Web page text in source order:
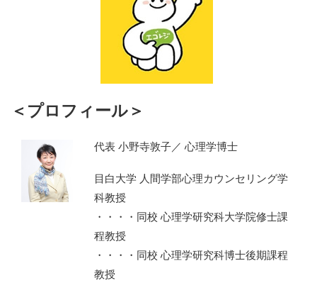
＜プロフィール＞
代表 小野寺敦子／ 心理学博士
目白大学 人間学部心理カウンセリング学
科教授
・・・・同校 心理学研究科大学院修士課
程教授
・・・・同校 心理学研究科博士後期課程
教授